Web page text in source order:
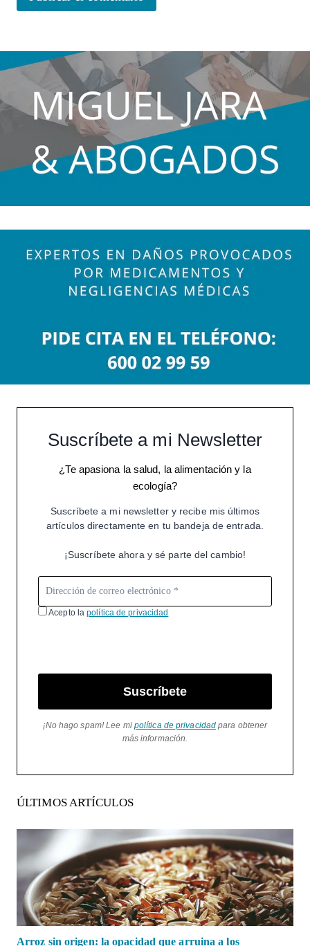
Suscríbete a mi Newsletter
¿Te apasiona la salud, la alimentación y la
ecología?
Suscríbete a mi newsletter y recibe mis últimos
artículos directamente en tu bandeja de entrada.
¡Suscríbete ahora y sé parte del cambio!
Acepto lapolítica de privacidad
Suscríbete
¡No hago spam! Lee mi política de privacidad para obtener
más información.
ÚLTIMOS ARTÍCULOS
Arroz sin origen: la opacidad que arruina a los